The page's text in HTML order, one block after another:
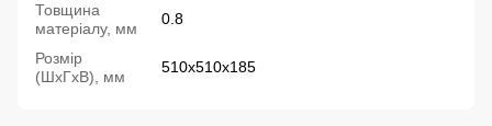
Товщина
матеріалу, мм
0.8
Розмір
(ШхГхВ), мм
510х510х185